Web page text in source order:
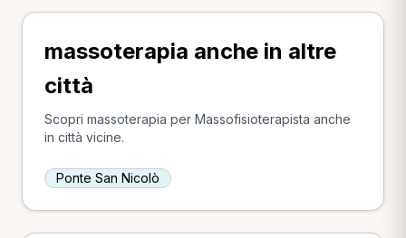
massoterapia anche in altre
città
Scopri massoterapia per Massofisioterapista anche
in città vicine.
Ponte San Nicolò